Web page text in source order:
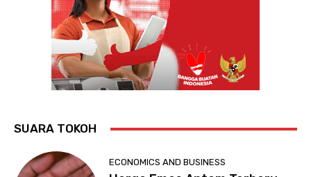
SUARA TOKOH
ECONOMICS AND BUSINESS